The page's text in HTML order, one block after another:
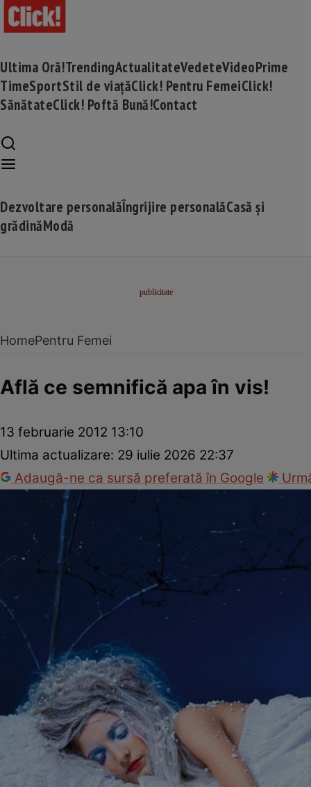
Ultima Oră!TrendingActualitateVedeteVideoPrime
TimeSportStil de viațăClick! Pentru FemeiClick!
SănătateClick! Poftă Bună!Contact
Dezvoltare personalăÎngrijire personalăCasă și
grădinăModă
HomePentru Femei
Află ce semnifică apa în vis!
13 februarie 2012 13:10
Ultima actualizare: 29 iulie 2026 22:37
Adaugă-ne ca sursă preferată în Google